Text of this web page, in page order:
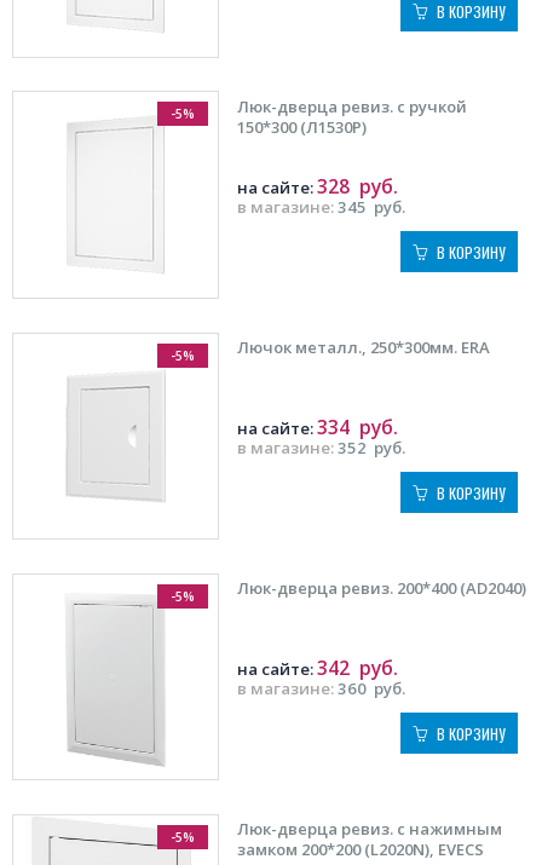
В КОРЗИНУ
-5%
Люк-дверца ревиз. с ручкой
150*300 (Л1530Р)
в магазине:345 руб.
на сайте:328 руб.
В КОРЗИНУ
-5% Лючок металл., 250*300мм. ERA
в магазине:352 руб.
на сайте:334 руб.
В КОРЗИНУ
-5% Люк-дверца ревиз. 200*400 (AD2040)
в магазине:360 руб.
на сайте:342 руб.
В КОРЗИНУ
-5%
Люк-дверца ревиз. с нажимным
замком 200*200 (L2020N), EVECS